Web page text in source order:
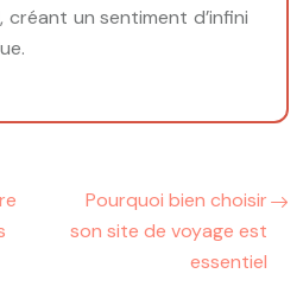
un sentiment d’infini
Pourquoi bien choisir
son site de voyage est
essentiel